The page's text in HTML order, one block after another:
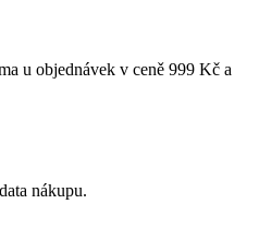
u objednávek v ceně 999 Kč a
nákupu.